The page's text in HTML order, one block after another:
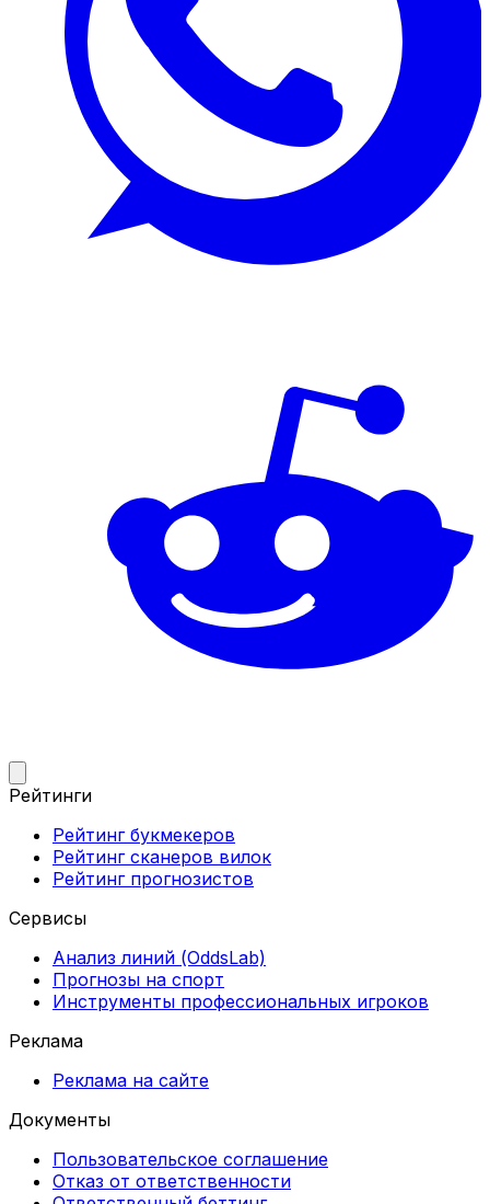
Рейтинги
Рейтинг букмекеров
Рейтинг сканеров вилок
Рейтинг прогнозистов
Сервисы
Анализ линий (OddsLab)
Прогнозы на спорт
Инструменты профессиональных игроков
Реклама
Реклама на сайте
Документы
Пользовательское соглашение
Отказ от ответственности